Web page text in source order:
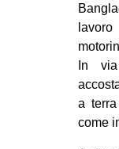
In
a
come